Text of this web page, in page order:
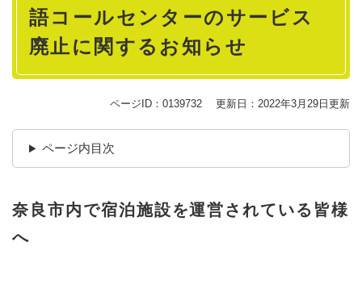
語コールセンターのサービス
廃止に関するお知らせ
ページID：0139732 更新日：2022年3月29日更新
ページ内目次
奈良市内で宿泊施設を運営されている皆様
へ